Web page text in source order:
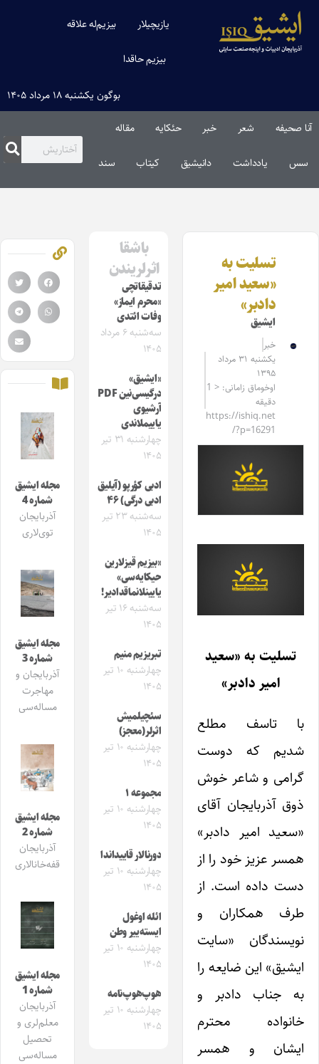
یازیچیلار بیزیم‌له علاقه
بیزیم حاقدا
بوگون یکشنبه ۱۸ مرداد ۱۴۰۵
آنا صحیفه شعر خبر حئکایه مقاله‌
سس یادداشت دانیشیق کیتاب سند
تسلیت به
«سعید امیر
دادبر»
ایشیق
خبر
یکشنبه ۳۱ مرداد
۱۳۹۵
اوخوماق زامانی: < 1
دقیقه
https://ishiq.net
/?p=16291
تسلیت به «سعید
امیر دادبر»
با تاسف مطلع
شدیم که دوست
گرامی و شاعر خوش
ذوق آذربایجان آقای
«سعید امیر دادبر»
همسر عزیز خود را از
دست داده است. از
طرف همکاران و
نویسندگان «سایت
ایشیق» این ضایعه را
به جناب دادبر و
خانواده محترم
ایشان و همسر
باشقا
اثرلریندن
تدقیقاتچی
«محرم ایماز»
وفات ائتدی
سه‌شنبه ۶ مرداد
۱۴۰۵
«ایشیق»
درگیسی‌نین PDF
آرشیوی
یاییملاندی
چهارشنبه ۳۱ تیر
۱۴۰۵
ادبی کؤرپو (آیلیق
ادبی درگی) ۴۶
سه‌شنبه ۲۳ تیر
۱۴۰۵
«بیزیم قیزلارین
حیکایه‌سی»
یایینلانماقدادیر!
سه‌شنبه ۱۶ تیر
۱۴۰۵
تبریزیم منیم
چهارشنبه ۱۰ تیر
۱۴۰۵
سئچیلمیش
اثرلر(معجز)
چهارشنبه ۱۰ تیر
۱۴۰۵
مجموعه ۱
چهارشنبه ۱۰ تیر
۱۴۰۵
دورنالار قاییداندا
چهارشنبه ۱۰ تیر
۱۴۰۵
ائله اوغول
ایسته‌ییر وطن
چهارشنبه ۱۰ تیر
۱۴۰۵
هوپ‌هوپ‌نامه
چهارشنبه ۱۰ تیر
۱۴۰۵
مجله ایشیق
شماره 4
آذربایجان
توی‌لاری
مجله ایشیق
شماره 3
آذربایجان و
مهاجرت
مساله‌سی
مجله ایشیق
شماره 2
آذربایجان
قفه‌خانالاری
مجله ایشیق
شماره 1
آذربایجان
معلم‌لری و
تحصیل
مساله‌سی